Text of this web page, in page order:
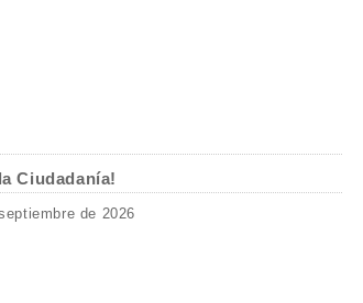
Ciudadanía!
de 2026